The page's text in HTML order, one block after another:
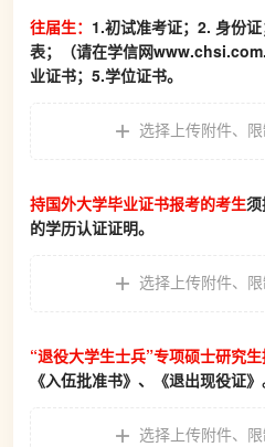
往届生： 1.初试准考证；2. 身份
表；（请在学信网
业证书；5.学位证书。
选择上传附件、
持国外大学毕业证书报考的考生
的学历认证证明。
选择上传附件、
“退役大学生士兵”专项硕士研究
《入伍批准书》、《退出现役证》
选择上传附件、